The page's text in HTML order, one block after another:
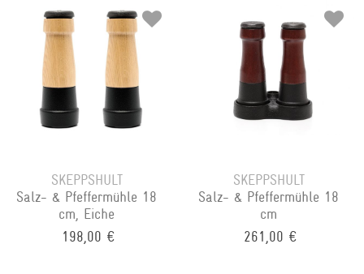
SKEPPSHULT
Salz- & Pfeffermühle 18
cm, Eiche
198,00 €
SKEPPSHULT
Salz- & Pfeffermühle 18
cm
261,00 €